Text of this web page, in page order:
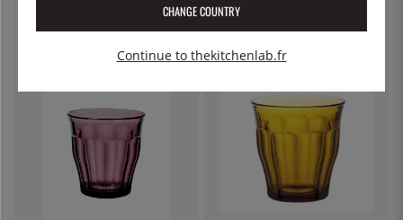
4 €
CHANGE COUNTRY
Continue to thekitchenlab.fr